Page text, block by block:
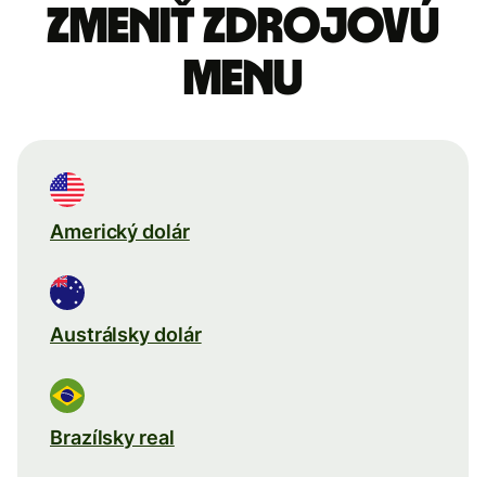
Zmeniť zdrojovú
menu
Americký dolár
Austrálsky dolár
Brazílsky real